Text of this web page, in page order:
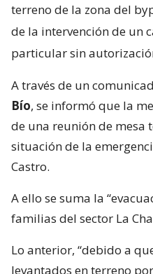
terreno de la zona del
de la intervención de un
particular sin
A través de un
Bío, se informó que la
de una reunión de mesa
situación de la
Castro.
A ello se suma la
familias del sector La
Lo anterior, “debido a
levantados en terreno